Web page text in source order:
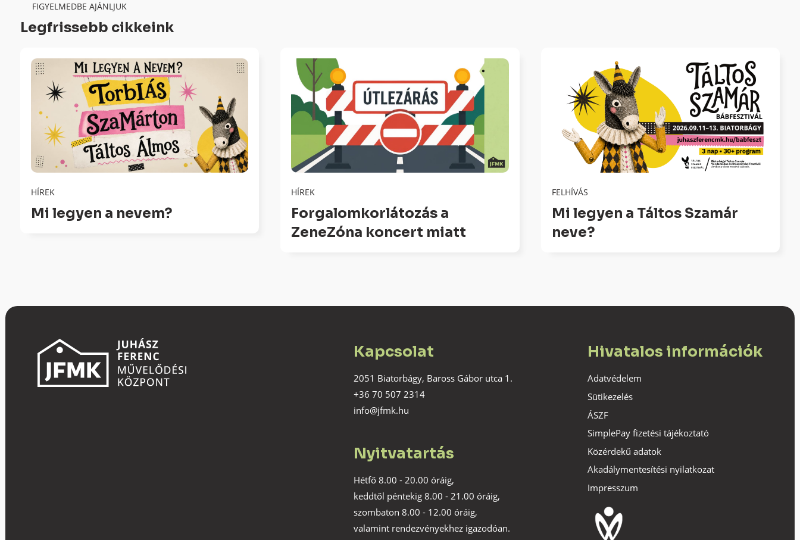
FIGYELMEDBE AJÁNLJUK
Legfrissebb cikkeink
HÍREK
Mi legyen a nevem?
HÍREK
Forgalomkorlátozás a
ZeneZóna koncert miatt
FELHÍVÁS
Mi legyen a Táltos Szamár
neve?
Kapcsolat
2051 Biatorbágy, Baross Gábor utca 1.
+36 70 507 2314
info@jfmk.hu
Nyitvatartás
Hétfő 8.00 - 20.00 óráig,
keddtől péntekig 8.00 - 21.00 óráig,
szombaton 8.00 - 12.00 óráig,
valamint rendezvényekhez igazodóan.
Hivatalos információk
Adatvédelem
Sütikezelés
ÁSZF
SimplePay fizetési tájékoztató
Közérdekű adatok
Akadálymentesítési nyilatkozat
Impresszum